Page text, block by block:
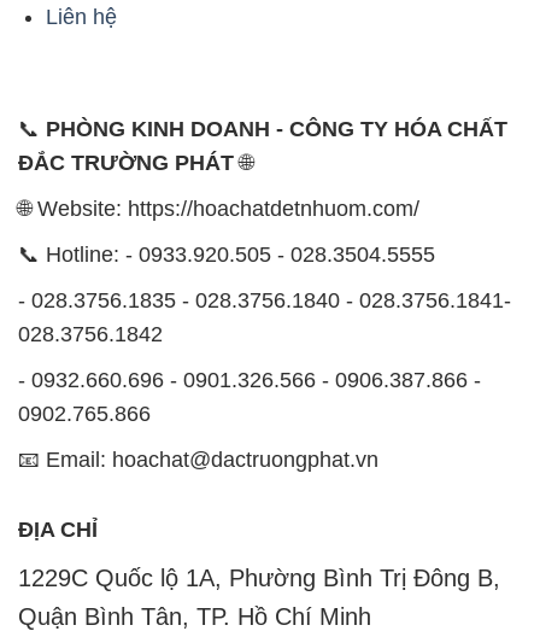
Liên hệ
📞 PHÒNG KINH DOANH - CÔNG TY HÓA CHẤT
ĐẮC TRƯỜNG PHÁT🌐
🌐 Website: https://hoachatdetnhuom.com/
📞 Hotline: - 0933.920.505 - 028.3504.5555
- 028.3756.1835 - 028.3756.1840 - 028.3756.1841-
028.3756.1842
- 0932.660.696 - 0901.326.566 - 0906.387.866 -
0902.765.866
📧 Email: hoachat@dactruongphat.vn
ĐỊA CHỈ
1229C Quốc lộ 1A, Phường Bình Trị Đông B,
Quận Bình Tân, TP. Hồ Chí Minh